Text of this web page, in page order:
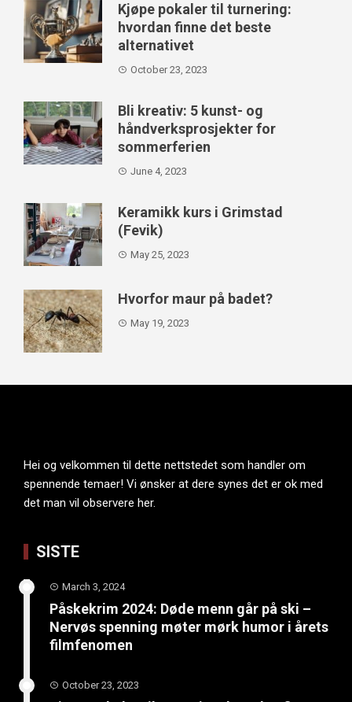
Kjøpe pokaler til turnering:
hvordan finne det beste
alternativet
October 23, 2023
Bli kreativ: 5 kunst- og
håndverksprosjekter for
sommerferien
June 4, 2023
Keramikk kurs i Grimstad
(Fevik)
May 25, 2023
Hvorfor maur på badet?
May 19, 2023
Hei og velkommen til dette nettstedet som handler om
spennende temaer! Vi ønsker at dere synes det er ok med
det man vil observere her.
SISTE
March 3, 2024
Påskekrim 2024: Døde menn går på ski –
Nervøs spenning møter mørk humor i årets
filmfenomen
October 23, 2023